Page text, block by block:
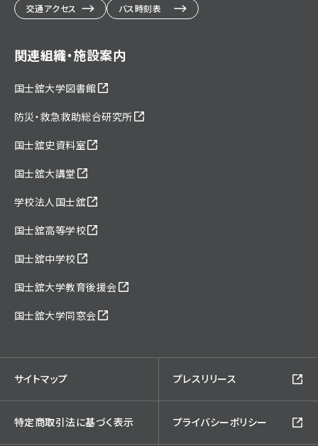
交通アクセス バス時刻表
関連組織・施設案内
国士舘大学図書館
防災・救急救助総合研究所
国士舘史資料室
国士舘大講堂
学校法人国士舘
国士舘高等学校
国士舘中学校
国士舘大学教育後援会
国士舘大学同窓会
サイトマップ プレスリリース
特定商取引法に基づく表示 プライバシーポリシー